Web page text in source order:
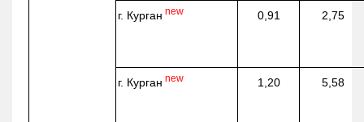
г. Курган new 0,91 2,75
г. Курган new 1,20 5,58